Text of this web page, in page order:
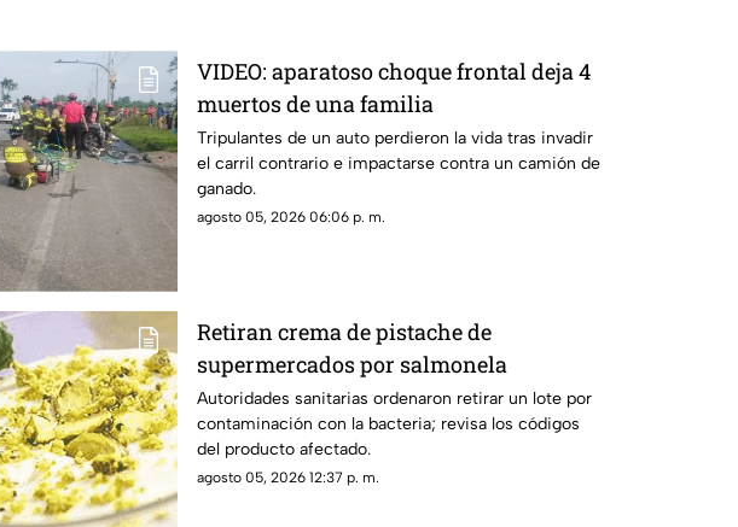
VIDEO: aparatoso choque frontal deja 4
muertos de una familia
Tripulantes de un auto perdieron la vida tras invadir
el carril contrario e impactarse contra un camión de
ganado.
agosto 05, 2026 06:06 p. m.
Retiran crema de pistache de
supermercados por salmonela
Autoridades sanitarias ordenaron retirar un lote por
contaminación con la bacteria; revisa los códigos
del producto afectado.
agosto 05, 2026 12:37 p. m.